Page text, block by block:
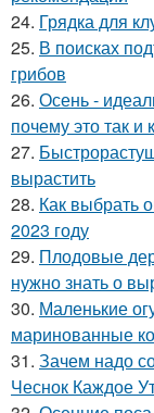
24. Грядка для
25. В поисках
грибов
26. Осень -
почему это так и
27.
вырастить
28. Как выбрать
2023 году
29. Плодовые
нужно знать о
30. Маленькие
маринованные
31. Зачем надо
Чеснок Каждое